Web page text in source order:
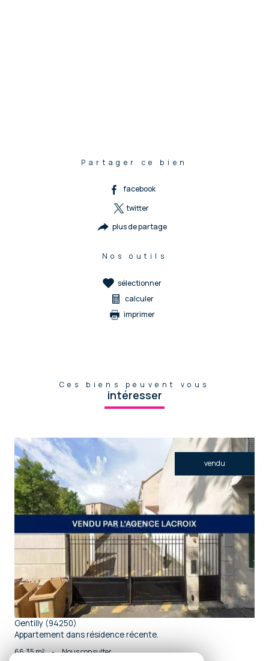
Partager ce bien
facebook
twitter
plus de partage
Nos outils
sélectionner
calculer
imprimer
Ces biens peuvent vous
intéresser
vendu
voir le bien
Gentilly (94250)
Appartement dans résidence récente.
66,35 m² - Nous consulter